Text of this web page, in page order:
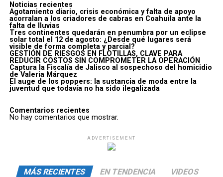
Noticias recientes
Agotamiento diario, crisis económica y falta de apoyo
acorralan a los criadores de cabras en Coahuila ante la
falta de lluvias
Tres continentes quedarán en penumbra por un eclipse
solar total el 12 de agosto: ¿Desde qué lugares será
visible de forma completa y parcial?
GESTIÓN DE RIESGOS EN FLOTILLAS, CLAVE PARA
REDUCIR COSTOS SIN COMPROMETER LA OPERACIÓN
Captura la Fiscalía de Jalisco al sospechoso del homicidio
de Valeria Márquez
El auge de los poppers: la sustancia de moda entre la
juventud que todavía no ha sido ilegalizada
Comentarios recientes
No hay comentarios que mostrar.
ADVERTISEMENT
MÁS RECIENTES EN TENDENCIA VIDEOS